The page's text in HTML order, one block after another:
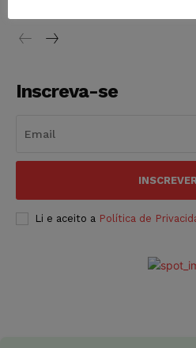
Inscreva-se
Li e aceito a Política de